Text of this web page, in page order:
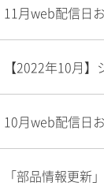
11月web配信日
【2022年10月
10月web配信日
「部品情報更新